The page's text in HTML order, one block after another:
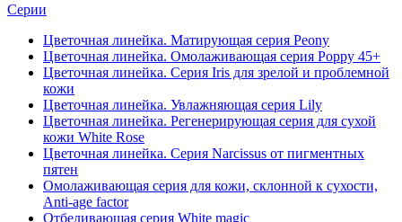
Серии
Цветочная линейка. Матирующая серия Peony
Цветочная линейка. Омолаживающая серия Poppy 45+
Цветочная линейка. Серия Iris для зрелой и проблемной
кожи
Цветочная линейка. Увлажняющая серия Lily
Цветочная линейка. Регенерирующая серия для сухой
кожи White Rose
Цветочная линейка. Серия Narcissus от пигментных
пятен
Омолаживающая серия для кожи, склонной к сухости,
Anti-age factor
Отбеливающая серия White magic